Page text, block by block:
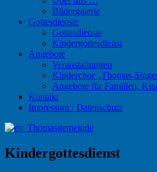
Bildergalerie
Gottesdienste
Gottesdienste
Kindergottesdienst
Angebote
Veranstaltungen
Kinderchor „Thomas-
Angebote für Familien,
Kontakt
Impressum / Datenschutz
Kindergottesdienst